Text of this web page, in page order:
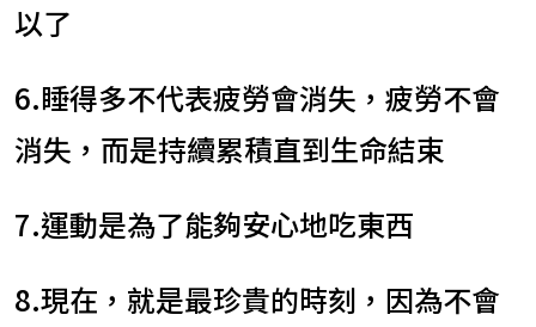
以了
6.睡得多不代表疲勞會消失，疲勞不會
消失，而是持續累積直到生命結束
7.運動是為了能夠安心地吃東西
8.現在，就是最珍貴的時刻，因為不會